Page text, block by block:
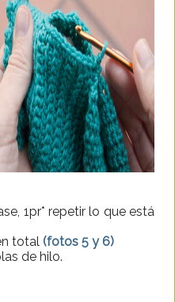
1pr* repetir lo que está
total (fotos 5 y 6)
de hilo.